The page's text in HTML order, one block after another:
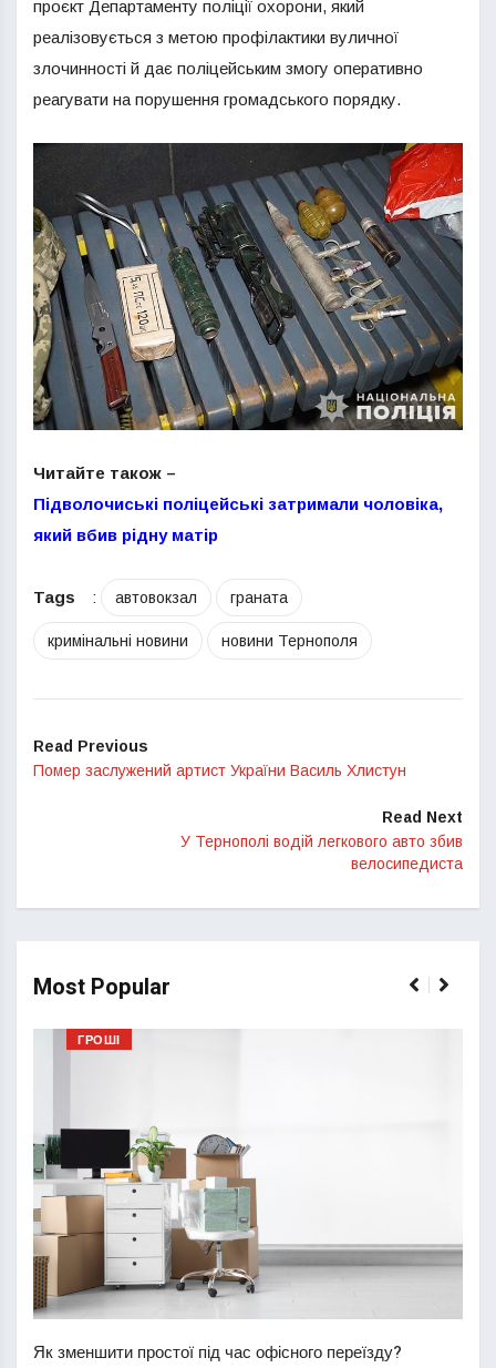
проєкт Департаменту поліції охорони, який
реалізовується з метою профілактики вуличної
злочинності й дає поліцейським змогу оперативно
реагувати на порушення громадського порядку.
Читайте також –
Підволочиські поліцейські затримали чоловіка,
який вбив рідну матір
Tags : автовокзал граната
кримінальні новини новини Тернополя
Read Previous
Помер заслужений артист України Василь Хлистун
Read Next
У Тернополі водій легкового авто збив
велосипедиста
Most Popular
ГРОШІ
Як зменшити простої під час офісного переїзду?